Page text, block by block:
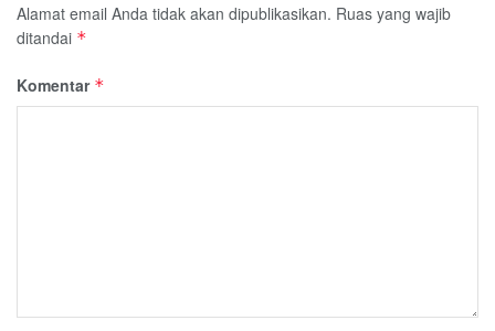
Alamat email Anda tidak akan dipublikasikan. Ruas yang wajib
ditandai *
Komentar *